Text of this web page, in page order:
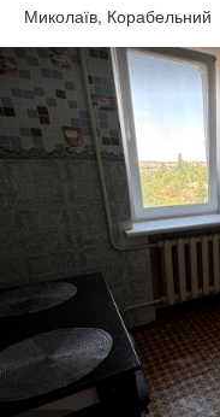
утеплена с наружи Рядом
Приглашаю к просмотру,
Миколаїв, Корабельний